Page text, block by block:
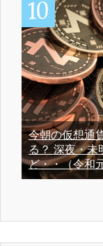
今朝の仮想通
る？ 深夜・未
ど・・（令和